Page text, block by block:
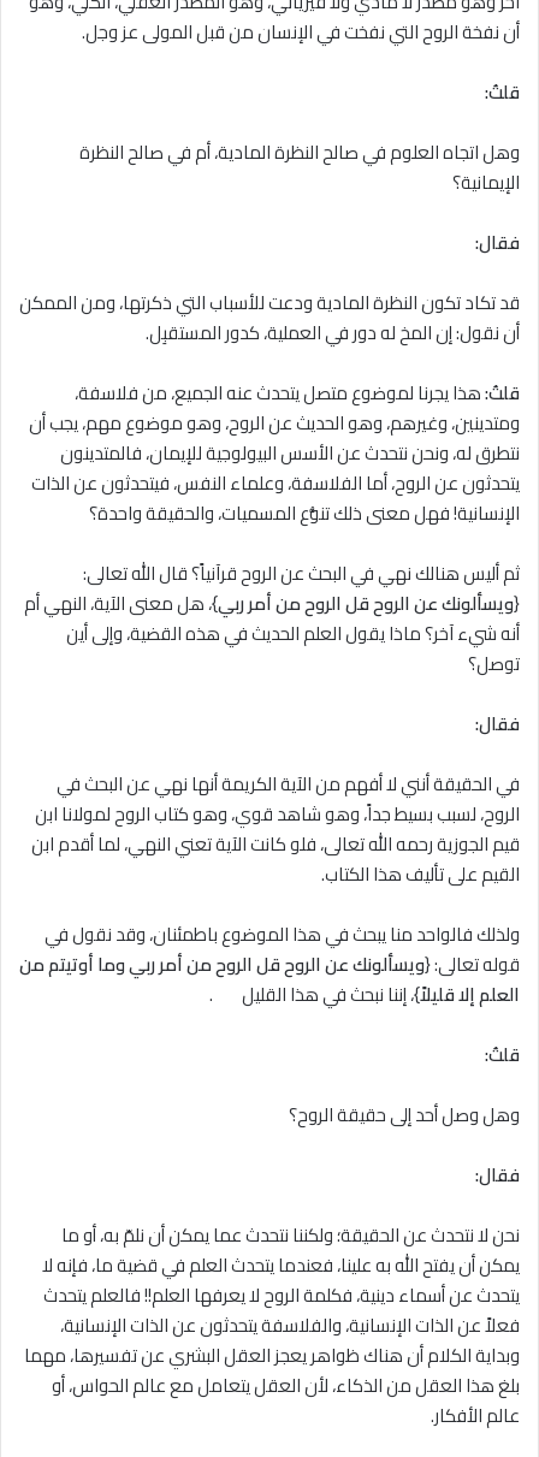
أن نفخة الروح التي نفخت في الإنسان من قبل المولى عز وجل.
قلتُ:
وهل اتجاه العلوم في صالح النظرة المادية، أم في صالح النظرة
الإيمانية؟
فقال:
قد تكاد تكون النظرة المادية ودعت للأسباب التي ذكرتها، ومن الممكن
أن نقول: إن المخ له دور في العملية، كدور المستقبِل.
قلتُ:هذا يجرنا لموضوع متصل يتحدث عنه الجميع، من فلاسفة،
ومتدينين، وغيرهم، وهو الحديث عن الروح، وهو موضوع مهم، يجب أن
نتطرق له، ونحن نتحدث عن الأسس البيولوجية للإيمان، فالمتدينون
يتحدثون عن الروح، أما الفلاسفة، وعلماء النفس، فيتحدثون عن الذات
الإنسانية! فهل معنى ذلك تنوُّع المسميات، والحقيقة واحدة؟
ثم أليس هنالك نهي في البحث عن الروح قرآنياً؟ قال الله تعالى:
{ويسألونك عن الروح قل الروح من أمر ربي}، هل معنى الآية، النهي أم
أنه شيء آخر؟ ماذا يقول العلم الحديث في هذه القضية، وإلى أين
توصل؟
فقال:
في الحقيقة أنني لا أفهم من الآية الكريمة أنها نهي عن البحث في
الروح، لسبب بسيط جداً، وهو شاهد قوي، وهو كتاب الروح لمولانا ابن
قيم الجوزية رحمه الله تعالى، فلو كانت الآية تعني النهي، لما أقدم ابن
القيم على تأليف هذا الكتاب.
ولذلك فالواحد منا يبحث في هذا الموضوع باطمئنان، وقد نقول في
قوله تعالى: {ويسألونك عن الروح قل الروح من أمر ربي وما أوتيتم من
العلم إلا قليلاً}، إننا نبحث في هذا القليل .
قلتُ:
وهل وصل أحد إلى حقيقة الروح؟
فقال:
نحن ﻻ نتحدث عن الحقيقة؛ ولكننا نتحدث عما يمكن أن نلمّ به، أو ما
يمكن أن يفتح الله به علينا، فعندما يتحدث العلم في قضية ما، فإنه ﻻ
يتحدث عن أسماء دينية، فكلمة الروح ﻻ يعرفها العلم!! فالعلم يتحدث
فعلاً عن الذات الإنسانية، والفلاسفة يتحدثون عن الذات الإنسانية،
وبداية الكلام أن هناك ظواهر يعجز العقل البشري عن تفسيرها، مهما
بلغ هذا العقل من الذكاء، لأن العقل يتعامل مع عالم الحواس، أو
عالم الأفكار.